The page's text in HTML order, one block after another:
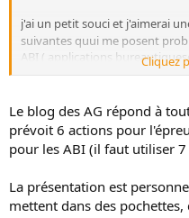
j'ai un petit souci et j'aimerai
suivantes quui me posent
ABI ( applications
CPAP ( conduite et
épreuve? :blink:
Comment présenter ces
Cliquez
Le blog des AG répond à
prévoit 6 actions pour
pour les ABI (il faut utiliser
La présentation est
mettent dans des